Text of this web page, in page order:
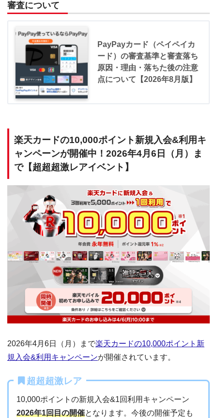
審査について
PayPayカード（ペイペイカ
ード）の審査基準と審査落ち
原因・理由・落ちた後の注意
点について【2026年8月版】
楽天カードの10,000ポイント新規入会&利用キ
ャンペーンが開催中！2026年4月6日（月）ま
で【超超超激レアイベント】
2026年4月6日（月）まで楽天カードの10,000ポイント新
規入会&利用キャンペーンが開催されています。
超超超激レア
10,000ポイントの新規入会&1回利用キャンペーン
2026年1回目の開催となります。今後の開催予定も